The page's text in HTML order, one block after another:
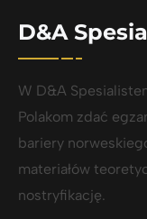
D&A
W D&A
Polakom zdać
bariery
materiałów
nostryfikację.